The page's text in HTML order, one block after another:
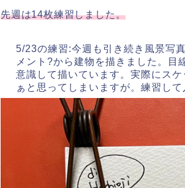
先週は14枚練習しました。
5/23の練習:今週も引き続き風景写
メント?から建物を描きました。目
意識して描いています。実際にス
ぁと思ってしまいますが。練習し